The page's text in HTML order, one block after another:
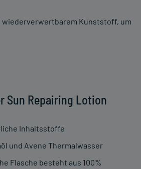
wiederverwertbarem Kunststoff, um
Sun Repairing Lotion
Inhaltsstoffe
und Avene Thermalwasser
Flasche besteht aus 100%